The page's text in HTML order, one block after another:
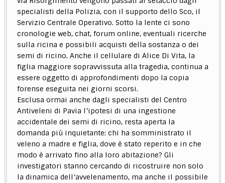
specialisti della Polizia, con il supporto dello Sco, il
Servizio Centrale Operativo. Sotto la lente ci sono
cronologie web, chat, forum online, eventuali ricerche
sulla ricina e possibili acquisti della sostanza o dei
semi di ricino. Anche il cellulare di Alice Di Vita, la
figlia maggiore sopravvissuta alla tragedia, continua a
essere oggetto di approfondimenti dopo la copia
forense eseguita nei giorni scorsi.
Esclusa ormai anche dagli specialisti del Centro
Antiveleni di Pavia l’ipotesi di una ingestione
accidentale dei semi di ricino, resta aperta la
domanda più inquietante: chi ha somministrato il
veleno a madre e figlia, dove è stato reperito e in che
modo è arrivato fino alla loro abitazione? Gli
investigatori stanno cercando di ricostruire non solo
la dinamica dell’avvelenamento, ma anche il possibile